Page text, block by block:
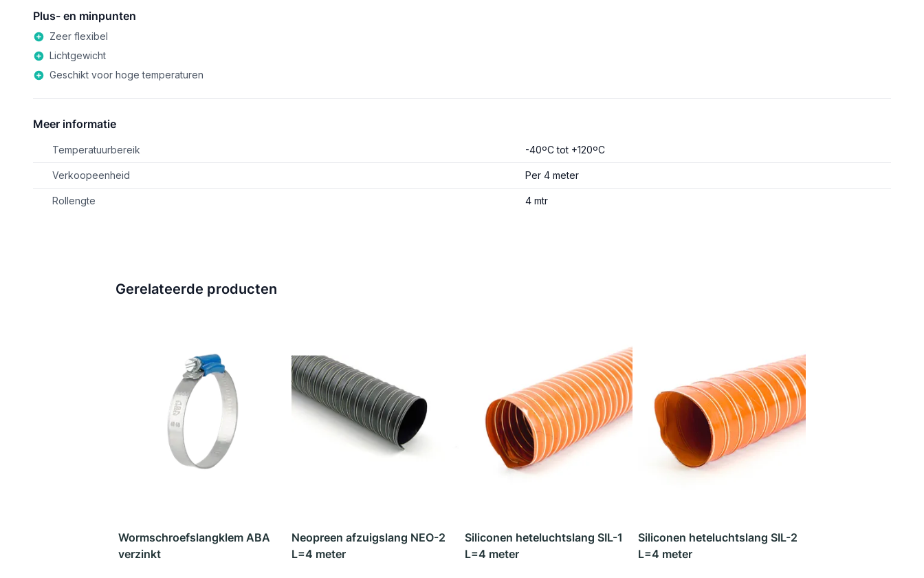
Plus- en minpunten
Zeer flexibel
Lichtgewicht
Geschikt voor hoge temperaturen
Meer informatie
Temperatuurbereik -40ºC tot +120ºC
Verkoopeenheid Per 4 meter
Rollengte 4 mtr
Gerelateerde producten
Wormschroefslangklem ABA
verzinkt
Neopreen afzuigslang NEO-2
L=4 meter
Siliconen heteluchtslang SIL-1
L=4 meter
Siliconen heteluchtslang SIL-2
L=4 meter